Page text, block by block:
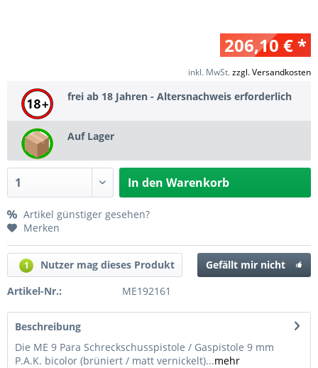
206,10 € *
inkl. MwSt.zzgl. Versandkosten
frei ab 18 Jahren - Altersnachweis erforderlich
Auf Lager
In den Warenkorb
Artikel günstiger gesehen?
Merken
1 Nutzer mag dieses Produkt
Gefällt mir nicht
Artikel-Nr.:
ME192161
Beschreibung
Die ME 9 Para Schreckschusspistole / Gaspistole 9 mm
P.A.K. bicolor (brüniert / matt vernickelt)...mehr